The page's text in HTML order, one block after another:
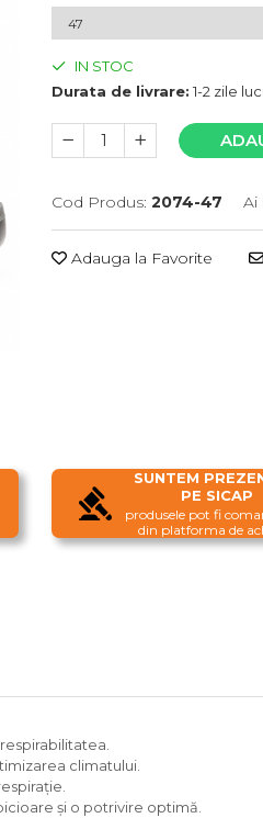
IN STOC
Durata de livrare: 1-2 zile
Cod Produs: 2074-47 Ai
Adauga la Favorite
SUNTEM
PE SICAP
produsele pot fi
din platforma de
climatului.
și o potrivire optimă.